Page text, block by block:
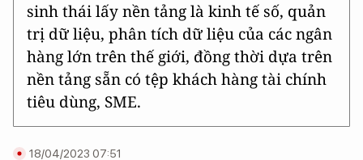
sinh thái lấy nền tảng là kinh tế số, quản
trị dữ liệu, phân tích dữ liệu của các ngân
hàng lớn trên thế giới, đồng thời dựa trên
nền tảng sẵn có tệp khách hàng tài chính
tiêu dùng, SME.
18/04/2023 07:51